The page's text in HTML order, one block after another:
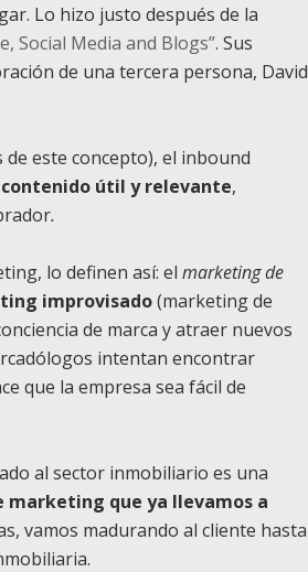
Lo hizo justo después de la
Social Media and Blogs”. Sus
de una tercera persona, David
este concepto), el inbound
útil y relevante,
.
lo definen así: el marketing de
improvisado(marketing de
de marca y atraer nuevos
intentan encontrar
que la empresa sea fácil de
al sector inmobiliario es una
marketing que ya llevamos a
vamos madurando al cliente hasta